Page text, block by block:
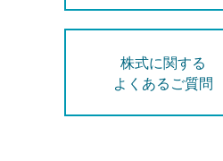
株式に関する
よくあるご質問